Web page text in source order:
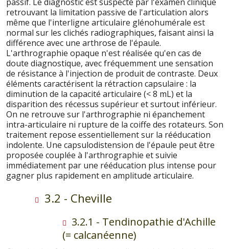
retrouvant la limitation passive de l'articulation alors
même que l'interligne articulaire glénohumérale est
normal sur les clichés radiographiques, faisant ainsi la
différence avec une arthrose de l'épaule.
L'arthrographie opaque n'est réalisée qu'en cas de
doute diagnostique, avec fréquemment une sensation
de résistance à l'injection de produit de contraste. Deux
éléments caractérisent la rétraction capsulaire : la
diminution de la capacité articulaire (< 8 mL) et la
disparition des récessus supérieur et surtout inférieur.
On ne retrouve sur l'arthrographie ni épanchement
intra-articulaire ni rupture de la coiffe des rotateurs. Son
traitement repose essentiellement sur la rééducation
indolente. Une capsulodistension de l'épaule peut être
proposée couplée à l'arthrographie et suivie
immédiatement par une rééducation plus intense pour
gagner plus rapidement en amplitude articulaire.
3.2 - Cheville
3.2.1 - Tendinopathie d'Achille
(= calcanéenne)